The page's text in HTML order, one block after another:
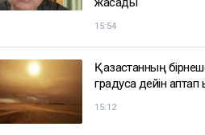
15:54
Қазақстанның
градусқа дейін
15:12